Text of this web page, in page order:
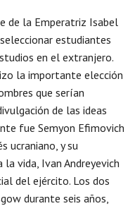
de la Emperatriz Isabel
estudiantes
en el extranjero.
la importante elección
que serían
de las ideas
fue Semyon Efimovich
ucraniano, y su
vida, Ivan Andreyevich
del ejército. Los dos
durante seis años,